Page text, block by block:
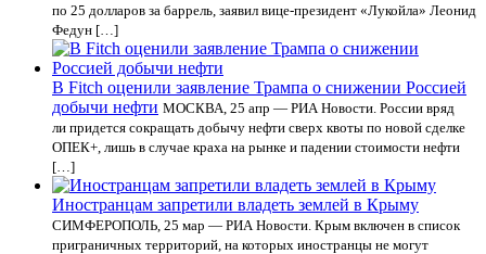
по 25 долларов за баррель, заявил вице-президент «Лукойла» Леонид
Федун […]
В Fitch оценили заявление Трампа о снижении Россией
добычи нефти МОСКВА, 25 апр — РИА Новости. России вряд
ли придется сокращать добычу нефти сверх квоты по новой сделке
ОПЕК+, лишь в случае краха на рынке и падении стоимости нефти
[…]
Иностранцам запретили владеть землей в Крыму
СИМФЕРОПОЛЬ, 25 мар — РИА Новости. Крым включен в список
приграничных территорий, на которых иностранцы не могут